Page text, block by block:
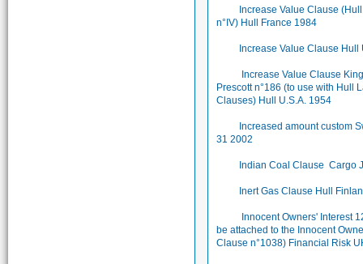
Increase Value Clause
n°IV) Hull France 1984
Increase Value Clause Hull
Increase Value Clause
Prescott n°186 (to use with Hull
Clauses) Hull U.S.A. 1954
Increased amount custom
31 2002
Indian Coal Clause Cargo
Inert Gas Clause Hull
Innocent Owners' Interest
be attached to the Innocent
Clause n°1038) Financial Risk